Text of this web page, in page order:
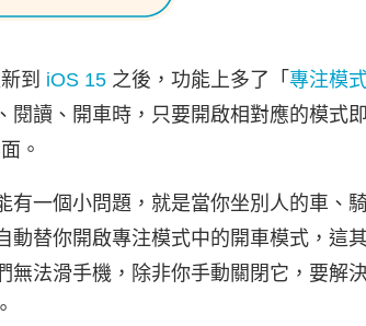
到 iOS 15 之後，功能上多了「 專注模
閱讀、開車時，只要開啟相對應的模式
。
有一個小問題，就是當你坐別人的車、
動替你開啟專注模式中的開車模式，這
無法滑手機，除非你手動關閉它，要解